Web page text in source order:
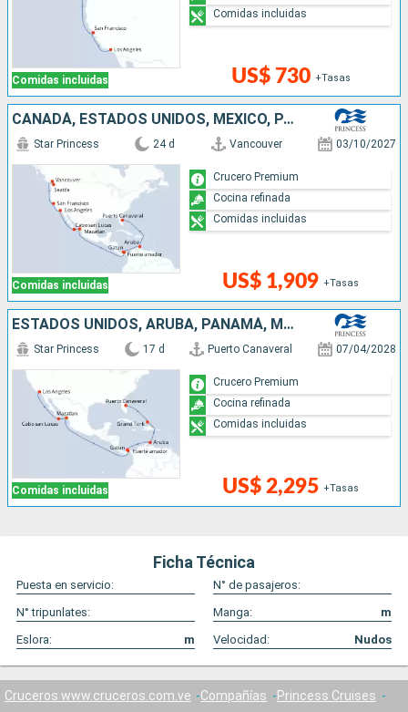
Comidas incluidas US$ 730 +Tasas
Comidas incluidas
CANADÁ, ESTADOS UNIDOS, MÉXICO, PANAMÁ, ARUBA
Comidas incluidas
Star Princess 24 d Vancouver 03/10/2027
US$ 1,909 +Tasas
Crucero Premium
Cocina refinada
Comidas incluidas
ESTADOS UNIDOS, ARUBA, PANAMÁ, MÉXICO
Comidas incluidas
Star Princess 17 d Puerto Canaveral 07/04/2028
US$ 2,295 +Tasas
Crucero Premium
Cocina refinada
Comidas incluidas
Ficha Técnica
Puesta en servicio:
N° de pasajeros:
N° tripunlates:
Manga:
m
Eslora:
m Velocidad: Nudos
Cruceros www.cruceros.com.ve Compañías
Princess Cruises